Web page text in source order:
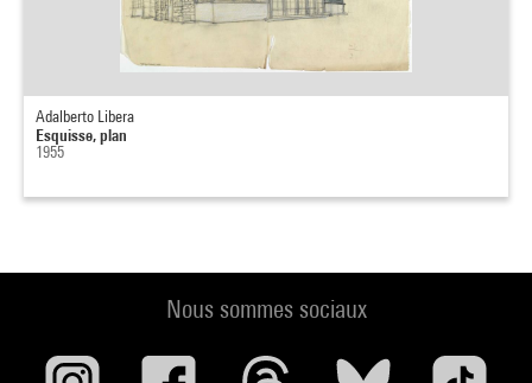
Adalberto Libera
Esquisse, plan
1955
Nous sommes sociaux